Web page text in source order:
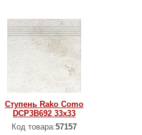
Ступень Rako Como
DCP3B692 33x33
Код товара:57157